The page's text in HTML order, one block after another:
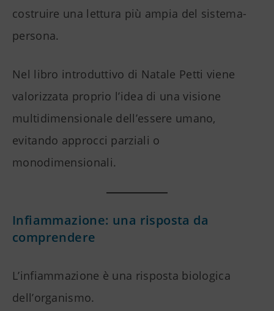
costruire una lettura più ampia del sistema-
persona.
Nel libro introduttivo di Natale Petti viene
valorizzata proprio l’idea di una visione
multidimensionale dell’essere umano,
evitando approcci parziali o
monodimensionali.
Infiammazione: una risposta da
comprendere
L’infiammazione è una risposta biologica
dell’organismo.